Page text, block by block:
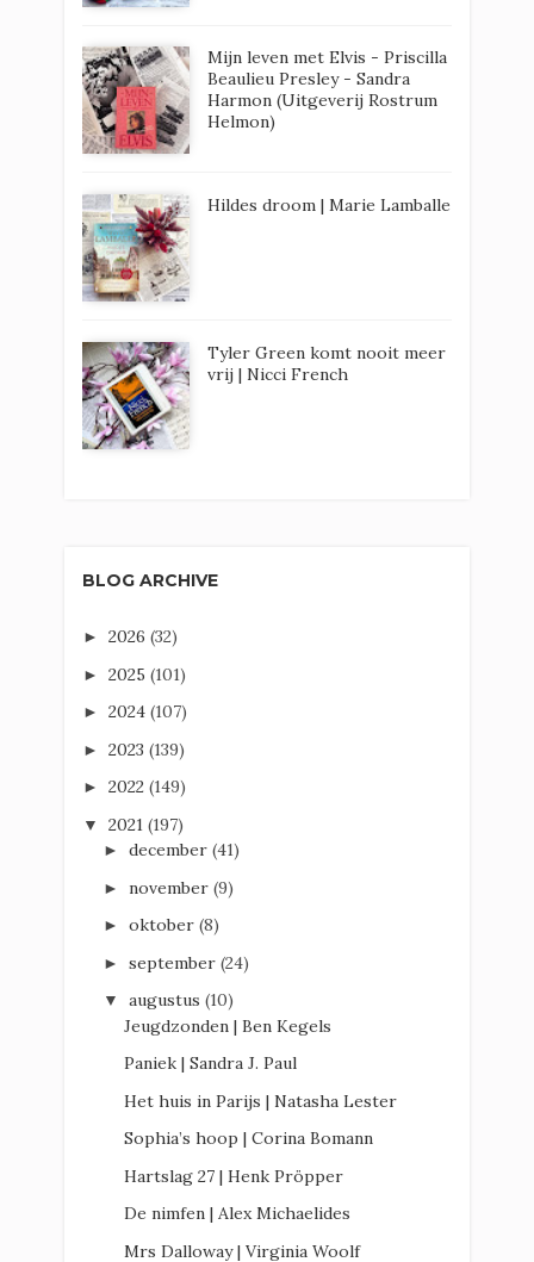
Mijn leven met Elvis - Priscilla
Beaulieu Presley - Sandra
Harmon (Uitgeverij Rostrum
Helmon)
Hildes droom | Marie Lamballe
Tyler Green komt nooit meer
vrij | Nicci French
BLOG ARCHIVE
► 2026 (32)
► 2025 (101)
► 2024 (107)
► 2023 (139)
► 2022 (149)
▼ 2021 (197)
► december (41)
► november (9)
► oktober (8)
► september (24)
▼ augustus (10)
Jeugdzonden | Ben Kegels
Paniek | Sandra J. Paul
Het huis in Parijs | Natasha Lester
Sophia’s hoop | Corina Bomann
Hartslag 27 | Henk Pröpper
De nimfen | Alex Michaelides
Mrs Dalloway | Virginia Woolf